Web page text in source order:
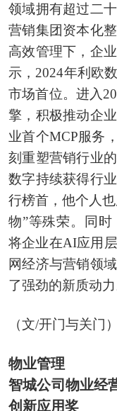
领域拥有超过二
营销集团资本化
高效管理下，企
示，2024年利欧
市场首位。进入
擎，积极推动企
业首个MCP服务
刻重塑营销行业
数字持续获得行
行榜首，他个人
物”等殊荣。同时
将企业在AI应用
网经济与营销领
了强劲的新质动力
（文/开门与关门）
物业管理
智城公司物业经
创新应用奖